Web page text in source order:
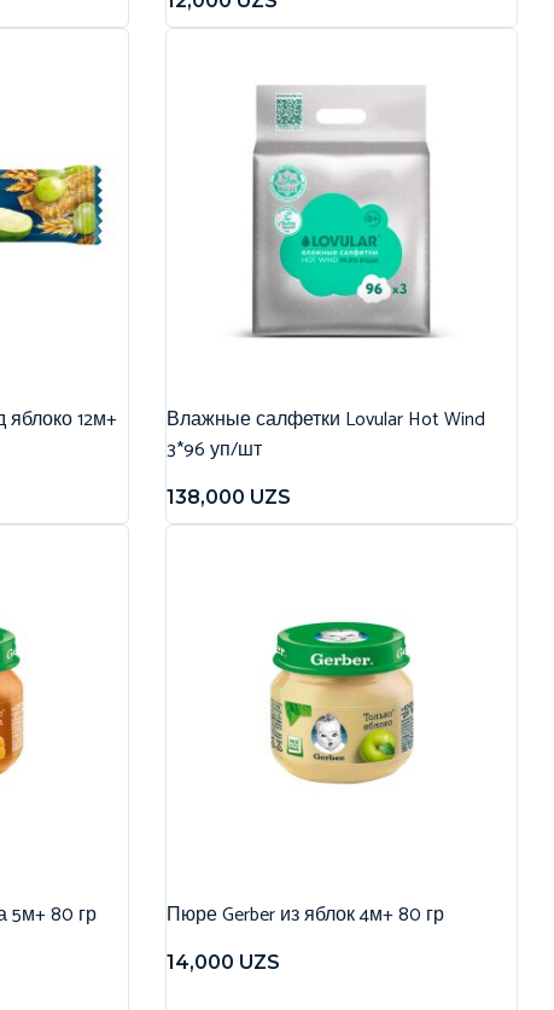
яблоко 12м+
Влажные салфетки Lovular Hot Wind
3*96 уп/шт
138,000 UZS
5м+ 80 гр Пюре Gerber из яблок 4м+ 80 гр
14,000 UZS